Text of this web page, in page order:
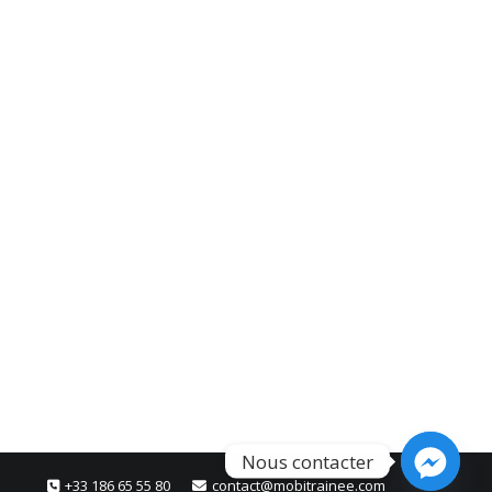
+33 186 65 55 80 contact@mobitrainee.com
Nous contacter